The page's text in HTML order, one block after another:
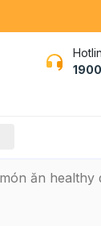
ăn healthy